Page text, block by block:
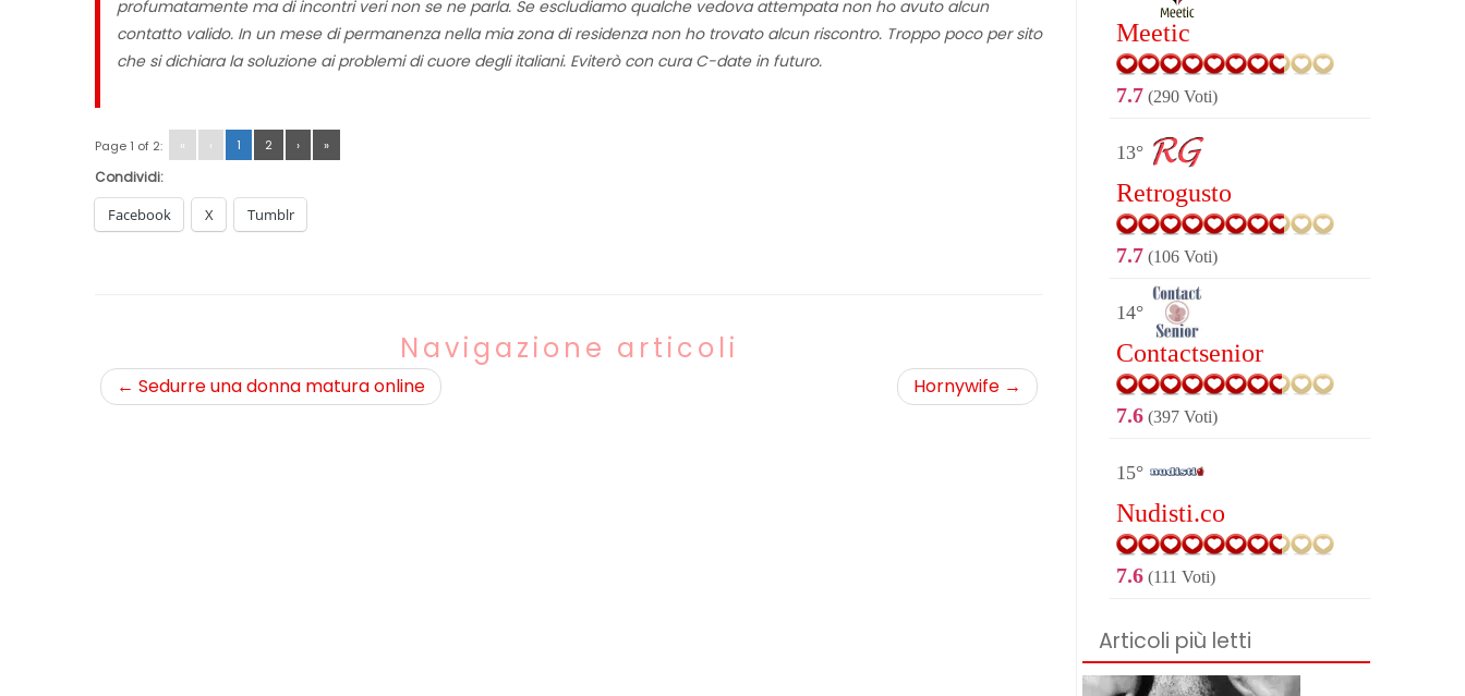
profumatamente ma di incontri veri non se ne parla. Se escludiamo qualche vedova attempata non ho avuto alcun
contatto valido. In un mese di permanenza nella mia zona di residenza non ho trovato alcun riscontro. Troppo poco per sito
che si dichiara la soluzione ai problemi di cuore degli italiani. Eviterò con cura C-date in futuro.
Page 1 of 2: « ‹ 1 2 › »
Condividi:
Facebook X Tumblr
Navigazione articoli
← Sedurre una donna matura online Hornywife →
Meetic
7.7 (290 Voti)
13°
Retrogusto
7.7 (106 Voti)
14°
Contactsenior
7.6 (397 Voti)
15°
Nudisti.co
7.6 (111 Voti)
Articoli più letti